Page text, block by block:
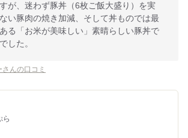
が、迷わず豚丼（6枚ご飯大盛り）を実
い豚肉の焼き加減、そして丼ものでは最
る「お米が美味しい」素晴らしい豚丼で
した。
んの口コミ
ら